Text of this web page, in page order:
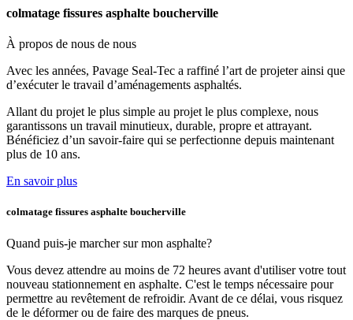
colmatage fissures asphalte boucherville
À propos de nous de nous
Avec les années, Pavage Seal-Tec a raffiné l’art de projeter ainsi que
d’exécuter le travail d’aménagements asphaltés.
Allant du projet le plus simple au projet le plus complexe, nous
garantissons un travail minutieux, durable, propre et attrayant.
Bénéficiez d’un savoir-faire qui se perfectionne depuis maintenant
plus de 10 ans.
En savoir plus
colmatage fissures asphalte boucherville
Quand puis-je marchersur mon asphalte?
Vous devez attendre au moins de 72 heures avant d'utiliser votre tout
nouveau stationnement en asphalte. C'est le temps nécessaire pour
permettre au revêtement de refroidir. Avant de ce délai, vous risquez
de le déformer ou de faire des marques de pneus.